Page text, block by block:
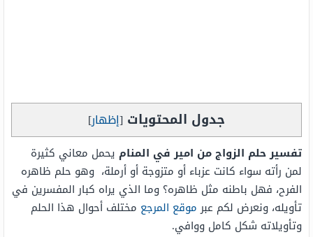
جدول المحتويات [إظهار]
تفسير حلم الزواج من امير في المنام يحمل معاني كثيرة
لمن رأته سواء كانت عزباء أو متزوجة أو أرملة، وهو حلم ظاهره
الفرح، فهل باطنه مثل ظاهره؟ وما الذي يراه كبار المفسرين في
تأويله، ونعرض لكم عبرموقع المرجع مختلف أحوال هذا الحلم
وتأويلاته شكل كامل ووافي.